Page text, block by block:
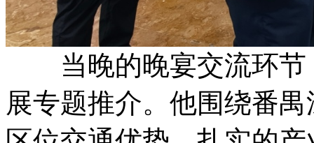
当晚的晚宴交流环节
展专题推介。他围绕番